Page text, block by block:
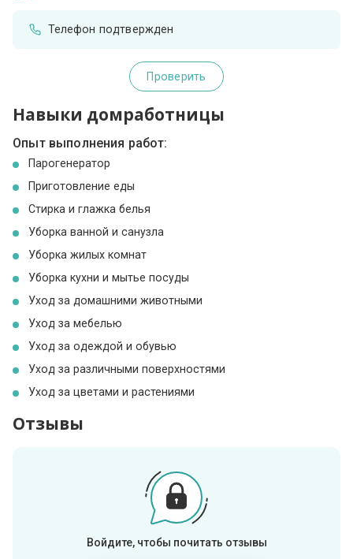
Телефон подтвержден
Проверить
Навыки домработницы
Опыт выполнения работ:
Парогенератор
Приготовление еды
Стирка и глажка белья
Уборка ванной и санузла
Уборка жилых комнат
Уборка кухни и мытье посуды
Уход за домашними животными
Уход за мебелью
Уход за одеждой и обувью
Уход за различными поверхностями
Уход за цветами и растениями
Отзывы
Войдите, чтобы почитать отзывы